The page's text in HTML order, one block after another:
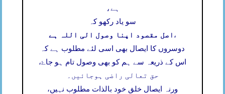
ہے،
سو یاد رکھو کہ
اصل مقصود اپنا وصول الی اللہ ہے ،
دوسروں کا ایصال بھی اسی لئے مطلوب ہے کہ
اس کے ذریعہ سے ہم کو بھی وصول تام ہو جاۓ،
حق تعالی راضی ہوجائیں۔
ورنہ ایصال خلق خود بالذات مطلوب نہیں،